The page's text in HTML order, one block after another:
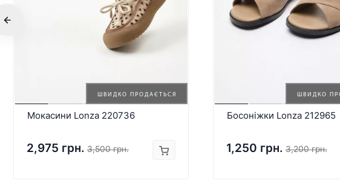
ШВИДКО ПРОДАЄТЬСЯ
Мокасини Lonza 220736
2,975 грн. 3,500 грн.
ШВИДКО
Босоніжки Lonza 212965
1,250 грн. 3,200 грн.